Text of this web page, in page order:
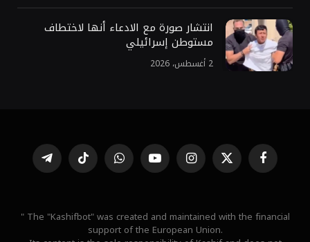
انتشار صورة مع الادعاء أنها لاختطاف
مستوطن إسرائيلي
2 أغسطس، 2026
فيسبوك X
(Twitter)
الانستغراميوتيوب واتساب تيكتوك تيلقرام
" The "Kashifbot" was created and maintained with the financial
support of the European Union.